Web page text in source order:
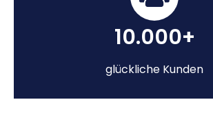
10.000+
glückliche Kunden